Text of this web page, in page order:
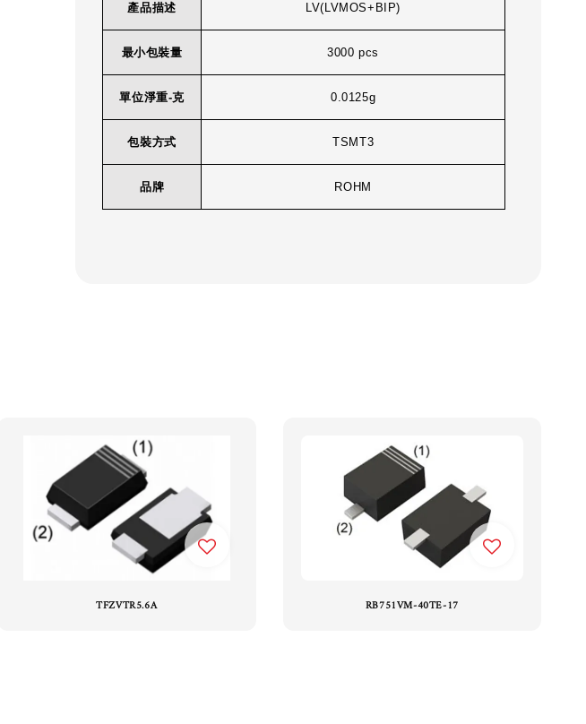
產品描述 LV(LVMOS+BIP)
最小包裝量 3000 pcs
單位淨重-克 0.0125g
包裝方式 TSMT3
品牌 ROHM
TFZVTR5.6A RB751VM-40TE-17